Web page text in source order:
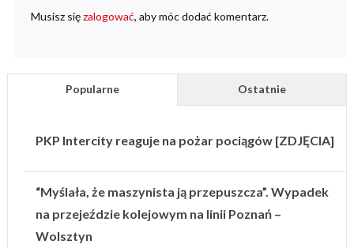
Musisz sięzalogować, aby móc dodać komentarz.
Popularne Ostatnie
PKP Intercity reaguje na pożar pociągów [ZDJĘCIA]
“Myślała, że maszynista ją przepuszcza”. Wypadek
na przejeździe kolejowym na linii Poznań –
Wolsztyn